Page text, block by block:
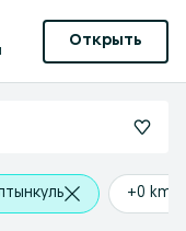
Открыть
+0 km